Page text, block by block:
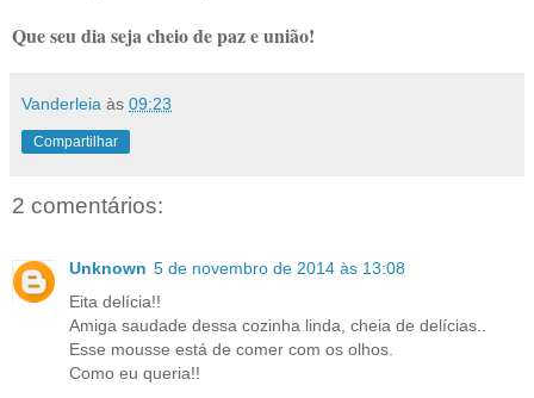
Que seu dia seja cheio de paz e união!
Vanderleia às 09:23
Compartilhar
2 comentários:
Unknown 5 de novembro de 2014 às 13:08
Eita delícia!!
Amiga saudade dessa cozinha linda, cheia de delícias..
Esse mousse está de comer com os olhos.
Como eu queria!!